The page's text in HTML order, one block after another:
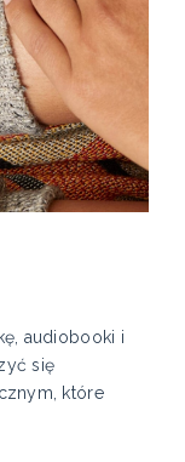
audiobooki i
się
które